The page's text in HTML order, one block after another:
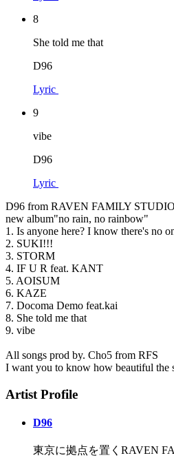
8
She told me that
D96
Lyric
9
vibe
D96
Lyric
D96 from RAVEN FAMILY STUDIO
new album"no rain, no rainbow"
1. Is anyone here? I know there's no
2. SUKI!!!
3. STORM
4. IF U R feat. KANT
5. AOISUM
6. KAZE
7. Docoma Demo feat.kai
8. She told me that
9. vibe
All songs prod by. Cho5 from RFS
I want you to know how beautiful the
Artist Profile
D96
東京に拠点を置くRAVEN